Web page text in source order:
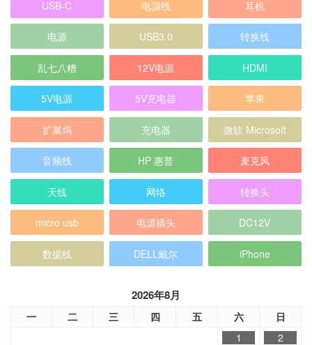
USB-C 电源线 耳机
电源 USB3.0 转换线
乱七八糟 12V电源 HDMI
5V电源 5V充电器 苹果
扩展坞 充电器 微软 Microsoft
音频线 HP 惠普 麦克风
天线 网络 转换头
micro usb 电源插头 DC12V
数据线 DELL戴尔 iPhone
2026年8月
一 二 三 四 五 六 日
1
2